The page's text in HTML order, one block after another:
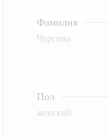
Фамилия
Чурсина
Пол
женский